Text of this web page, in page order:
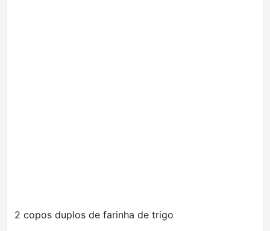
2 copos duplos de farinha de trigo